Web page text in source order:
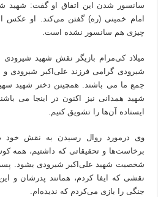
سانسور شدن این اتفاق او گفت: شهید
امام خمینی (ره) گفتن می‌کند. او عکس
چیزی هم سانسور نشده است‌.
میلاد کی‌مرام بازیگر نقش شهید
شیرودی گرامی فرزند علی‌اکبر شیرودی
جمع ما می باشند. همچینن دختر شهید
شهید همدانی نیز اکنون در اینجا می
ایستاده آن‌ها را تشویق کنیم.
وی درمورد روال رسیدن به نقش
برخاست‌ها و تحقیقاتی که داشتیم، همه
شخصیت شهید علی‌اکبر شیرودی بشود. پسر
نقشی که ایفا کردم، همانند پدرشان و
جنگی را بازی می‌کردم که ندیده‌ام.